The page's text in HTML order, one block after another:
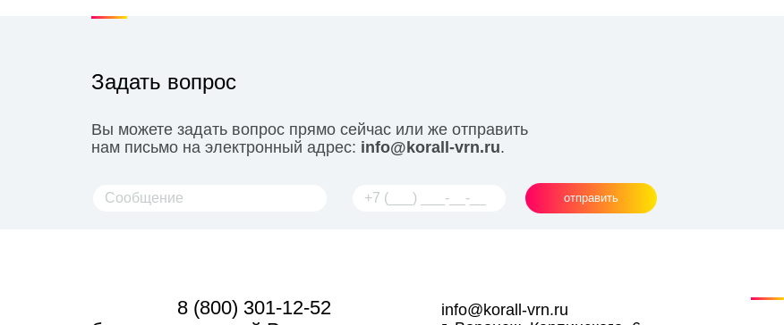
Задать вопрос
Вы можете задать вопрос прямо сейчас или же отправить
нам письмо на электронный адрес: info@korall-vrn.ru.
отправить
8 (800) 301-12-52
info@korall-vrn.ru